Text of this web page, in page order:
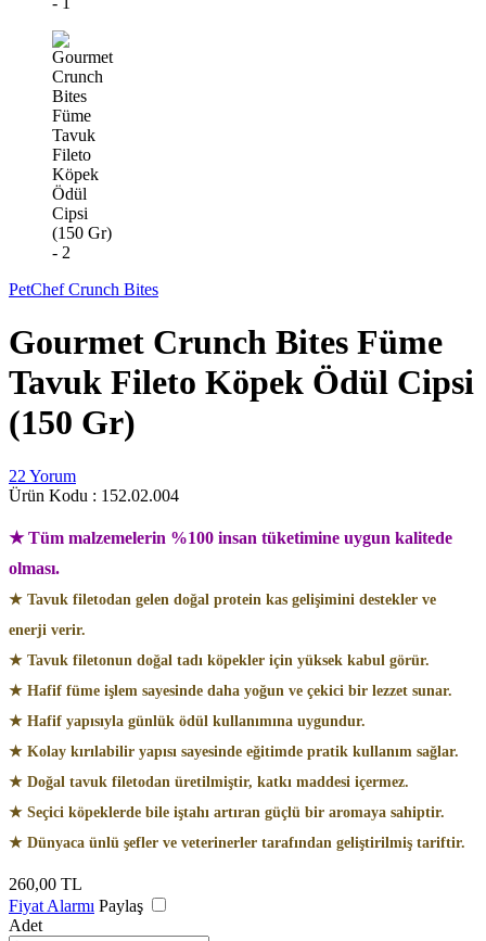
PetChef Crunch Bites
Gourmet Crunch Bites Füme
Tavuk Fileto Köpek Ödül Cipsi
(150 Gr)
22 Yorum
Ürün Kodu : 152.02.004
★ Tüm malzemelerin %100 insan tüketimine uygun kalitede
olması.
★ Tavuk filetodan gelen doğal protein kas gelişimini destekler ve
enerji verir.
★ Tavuk filetonun doğal tadı köpekler için yüksek kabul görür.
★ Hafif füme işlem sayesinde daha yoğun ve çekici bir lezzet sunar.
★ Hafif yapısıyla günlük ödül kullanımına uygundur.
★ Kolay kırılabilir yapısı sayesinde eğitimde pratik kullanım sağlar.
★ Doğal tavuk filetodan üretilmiştir, katkı maddesi içermez.
★ Seçici köpeklerde bile iştahı artıran güçlü bir aromaya sahiptir.
★ Dünyaca ünlü şefler ve veterinerler tarafından geliştirilmiş tariftir.
260,00 TL
Fiyat Alarmı Paylaş
Adet